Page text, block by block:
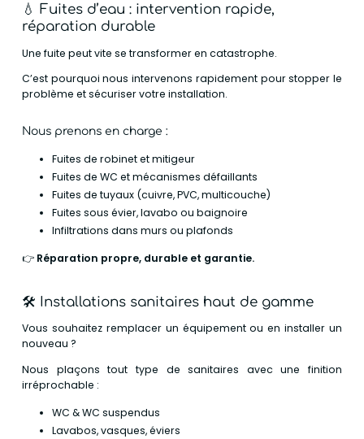
💧 Fuites d’eau : intervention rapide,
réparation durable
Une fuite peut vite se transformer en catastrophe.
C’est pourquoi nous intervenons rapidement pour stopper le
problème et sécuriser votre installation.
Nous prenons en charge :
Fuites de robinet et mitigeur
Fuites de WC et mécanismes défaillants
Fuites de tuyaux (cuivre, PVC, multicouche)
Fuites sous évier, lavabo ou baignoire
Infiltrations dans murs ou plafonds
👉 Réparation propre, durable et garantie.
🛠️ Installations sanitaires haut de gamme
Vous souhaitez remplacer un équipement ou en installer un
nouveau ?
Nous plaçons tout type de sanitaires avec une finition
irréprochable :
WC & WC suspendus
Lavabos, vasques, éviers